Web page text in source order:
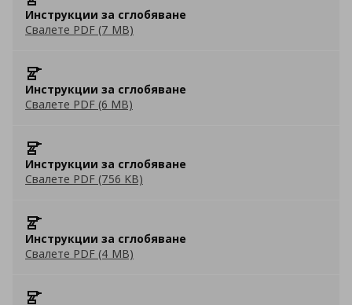
Инструкции за сглобяване
Свалете PDF (7 MB)
Инструкции за сглобяване
Свалете PDF (6 MB)
Инструкции за сглобяване
Свалете PDF (756 KB)
Инструкции за сглобяване
Свалете PDF (4 MB)